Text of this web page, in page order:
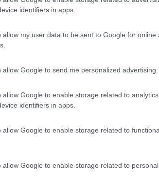
identifiers in apps.
allow my user data to be sent to Google for online
allow Google to send me personalized advertising.
allow Google to enable storage related to
identifiers in apps.
allow Google to enable storage related to
allow Google to enable storage related to
benedizione delle uova dipinte dai
visitare Fontanellato: pensavamo di
questa meta nel tour che state
Un bacio a tutti Cristina e Luigi
e riuscissimo ad entrare a visitare la
a Fontanellato oppure, io non conosco i
me non sarebbe male, nel pomeriggio di
per S. Stefano),In alternativa l'orario
partire ecc ecc. Pensi di poterlo sapere a